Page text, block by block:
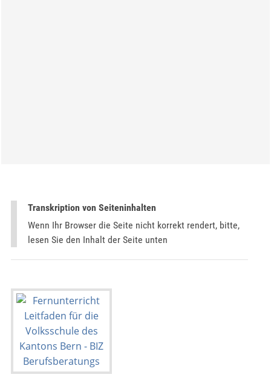
Transkription von Seiteninhalten
Wenn Ihr Browser die Seite nicht korrekt rendert, bitte,
lesen Sie den Inhalt der Seite unten